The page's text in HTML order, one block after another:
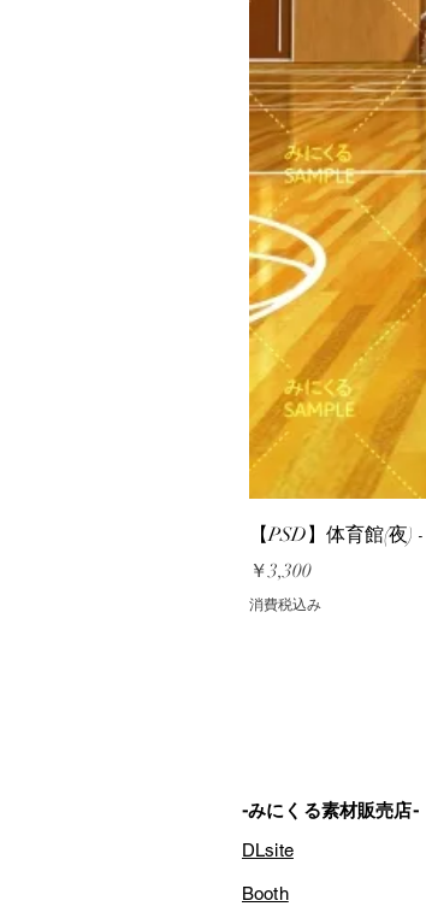
【PSD】体育館(夜)
価格
￥3,300
消費税込み
-みにくる素材販売店-
DLsite
Booth